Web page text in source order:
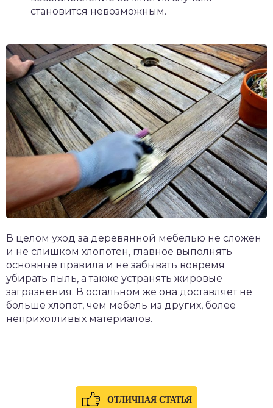
становится невозможным.
В целом уход за деревянной мебелью не сложен
и не слишком хлопотен, главное выполнять
основные правила и не забывать вовремя
убирать пыль, а также устранять жировые
загрязнения. В остальном же она доставляет не
больше хлопот, чем мебель из других, более
неприхотливых материалов.
ОТЛИЧНАЯ СТАТЬЯ